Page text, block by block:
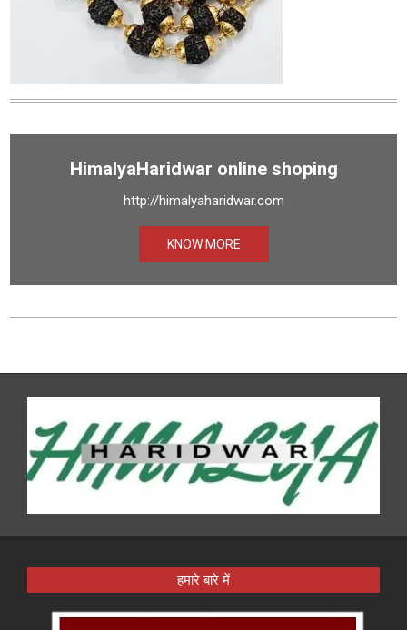
HimalyaHaridwar online shoping
http://himalyaharidwar.com
KNOW MORE
हमारे बारे में